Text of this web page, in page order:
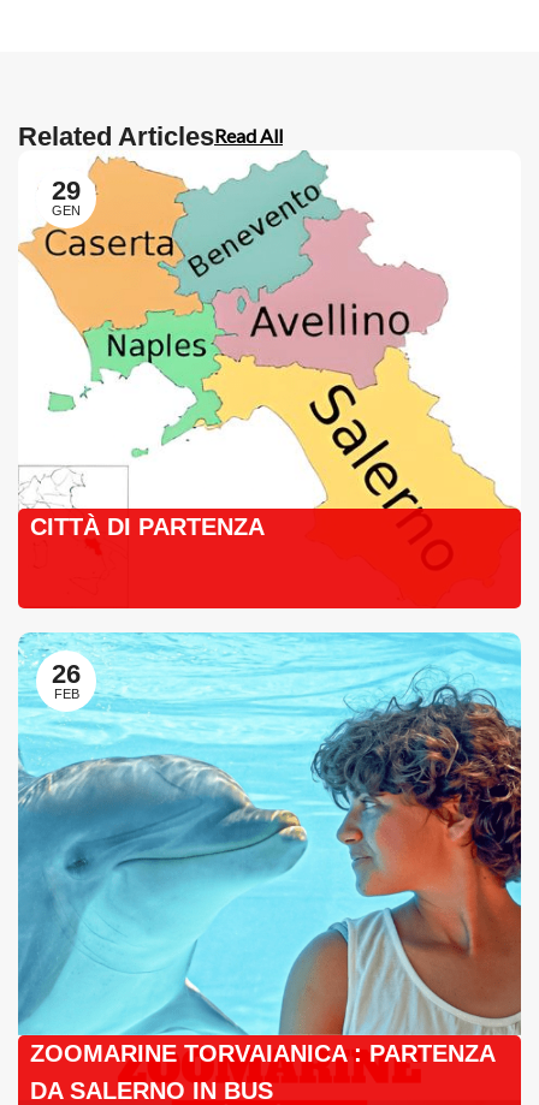
Related ArticlesRead All
29
GEN
CITTÀ DI PARTENZA
26
FEB
ZOOMARINE TORVAIANICA : PARTENZA
DA SALERNO IN BUS